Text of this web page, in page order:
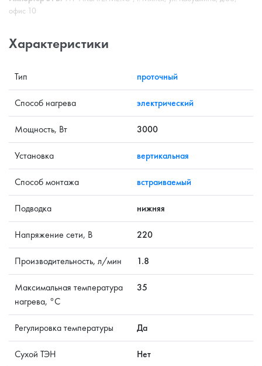
офис 10
Характеристики
Тип проточный
Способ нагрева электрический
Мощность, Вт 3000
Установка вертикальная
Способ монтажа встраиваемый
Подводка нижняя
Напряжение сети, В 220
Производительность, л/мин 1.8
Максимальная температура
нагрева, °C
35
Регулировка температуры Да
Сухой ТЭН Нет